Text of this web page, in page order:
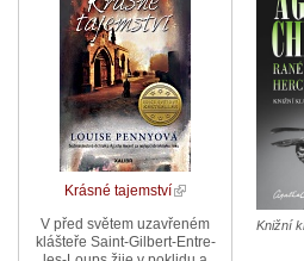
Knižní
Krásné tajemství
V před světem uzavřeném
klášteře Saint-Gilbert-Entre-